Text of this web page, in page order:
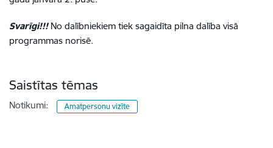
Svarīgi!!!No dalībniekiem tiek sagaidīta pilna dalība visā
programmas norisē.
Saistītas tēmas
Notikumi: Amatpersonu vizīte